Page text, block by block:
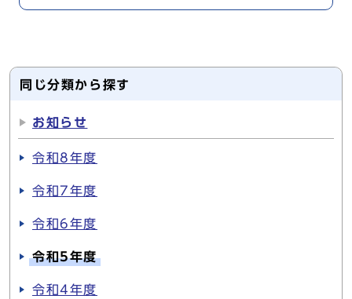
同じ分類から探す
お知らせ
令和8年度
令和7年度
令和6年度
令和5年度
令和4年度